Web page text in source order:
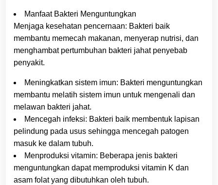
Manfaat Bakteri Menguntungkan
Menjaga kesehatan pencernaan: Bakteri baik
membantu memecah makanan, menyerap nutrisi, dan
menghambat pertumbuhan bakteri jahat penyebab
penyakit.
Meningkatkan sistem imun: Bakteri menguntungkan
membantu melatih sistem imun untuk mengenali dan
melawan bakteri jahat.
Mencegah infeksi: Bakteri baik membentuk lapisan
pelindung pada usus sehingga mencegah patogen
masuk ke dalam tubuh.
Menproduksi vitamin: Beberapa jenis bakteri
menguntungkan dapat memproduksi vitamin K dan
asam folat yang dibutuhkan oleh tubuh.